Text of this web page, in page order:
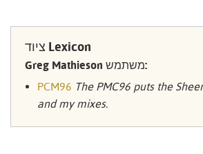
ציוד Lexicon
Greg Mathieson משתמש:
PCM96 The PMC96 puts the
and my mixes.